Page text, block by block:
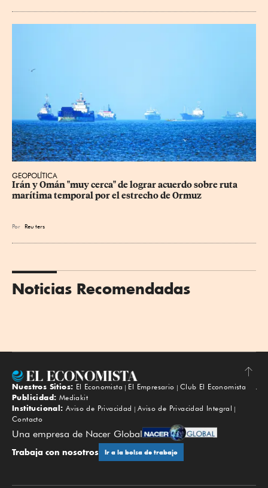
GEOPOLÍTICA
Irán y Omán "muy cerca" de lograr acuerdo sobre ruta
marítima temporal por el estrecho de Ormuz
Por Reu ters
Noticias Recomendadas
Subir
Nuestros Sitios: El Economista El Empresario
Club El Economista
Publicidad: Mediakit
Institucional: Aviso de Privacidad
Aviso de Privacidad Integral
Contacto
Una empresa de Nacer Global
Trabaja con nosotros Ir a la bolsa de trabajo